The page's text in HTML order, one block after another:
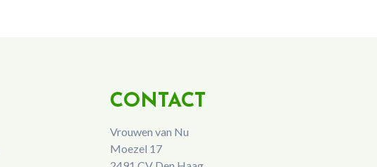
CONTACT
Vrouwen van Nu
Moezel 17